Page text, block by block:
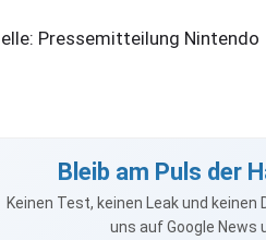
Pressemitteilung Nintendo
Bleib am Puls der
Keinen Test, keinen Leak und
uns auf Google News